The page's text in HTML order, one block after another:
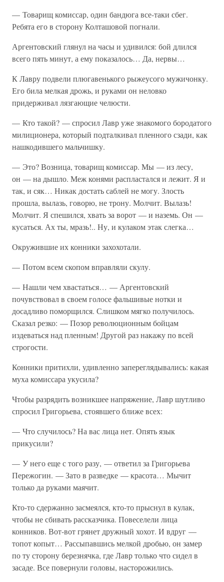
— Товарищ комиссар, один бандюга все-таки сбег.
Ребята его в сторону Колташовой погнали.
Аргентовский глянул на часы и удивился: бой длился
всего пять минут, а ему показалось… Да, нервы…
К Лавру подвели плюгавенького рыжеусого мужичонку.
Его била мелкая дрожь, и руками он неловко
придерживал лязгающие челюсти.
— Кто такой? — спросил Лавр уже знакомого бородатого
милиционера, который подталкивал пленного сзади, как
нашкодившего мальчишку.
— Это? Возница, товарищ комиссар. Мы — из лесу,
он — на дышло. Меж конями распластался и лежит. Я и
так, и сяк… Никак достать саблей не могу. Злость
прошла, вылазь, говорю, не трону. Молчит. Вылазь!
Молчит. Я спешился, хвать за ворот — и наземь. Он —
кусаться. Ах ты, мразь!.. Ну, и кулаком этак слегка…
Окружившие их конники захохотали.
— Потом всем скопом вправляли скулу.
— Нашли чем хвастаться… — Аргентовский
почувствовал в своем голосе фальшивые нотки и
досадливо поморщился. Слишком мягко получилось.
Сказал резко: — Позор революционным бойцам
издеваться над пленным! Другой раз накажу по всей
строгости.
Конники притихли, удивленно запереглядывались: какая
муха комиссара укусила?
Чтобы разрядить возникшее напряжение, Лавр шутливо
спросил Григорьева, стоявшего ближе всех:
— Что случилось? На вас лица нет. Опять язык
прикусили?
— У него еще с того разу, — ответил за Григорьева
Пережогин. — Зато в разведке — красота… Мычит
только да руками маячит.
Кто-то сдержанно засмеялся, кто-то прыснул в кулак,
чтобы не сбивать рассказчика. Повеселели лица
конников. Вот-вот грянет дружный хохот. И вдруг —
топот копыт… Рассыпавшись мелкой дробью, он замер
по ту сторону березнячка, где Лавр только что сидел в
засаде. Все повернули головы, насторожились.